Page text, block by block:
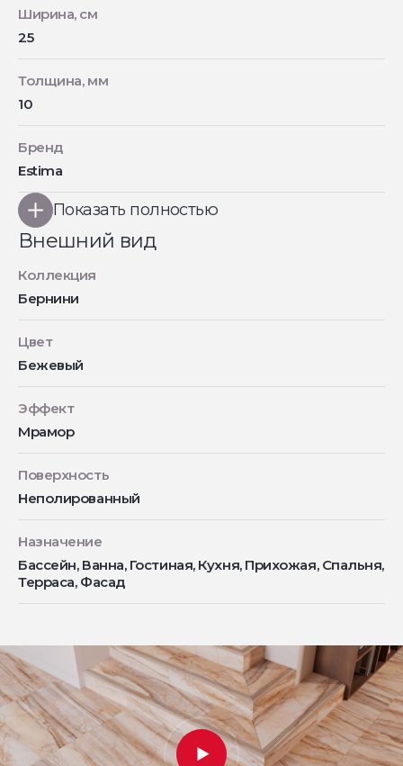
Ширина, см
25
Толщина, мм
10
Бренд
Estima
Показать полностью
Внешний вид
Коллекция
Бернини
Цвет
Бежевый
Эффект
Мрамор
Поверхность
Неполированный
Назначение
Бассейн, Ванна, Гостиная, Кухня, Прихожая, Спальня,
Терраса, Фасад